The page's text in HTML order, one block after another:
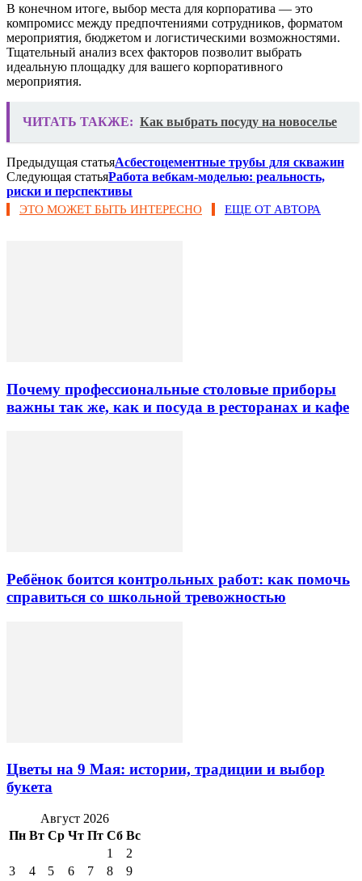
В конечном итоге, выбор места для корпоратива — это
компромисс между предпочтениями сотрудников, форматом
мероприятия, бюджетом и логистическими возможностями.
Тщательный анализ всех факторов позволит выбрать
идеальную площадку для вашего корпоративного
мероприятия.
ЧИТАТЬ ТАКЖЕ: Как выбрать посуду на новоселье
Предыдущая статьяАсбестоцементные трубы для скважин
Следующая статьяРабота вебкам-моделью: реальность,
риски и перспективы
ЭТО МОЖЕТ БЫТЬ ИНТЕРЕСНО ЕЩЕ ОТ АВТОРА
Почему профессиональные столовые приборы
важны так же, как и посуда в ресторанах и кафе
Ребёнок боится контрольных работ: как помочь
справиться со школьной тревожностью
Цветы на 9 Мая: истории, традиции и выбор
букета
Август 2026
Пн Вт Ср Чт Пт Сб Вс
1
2
3
4 5 6 7 8
9